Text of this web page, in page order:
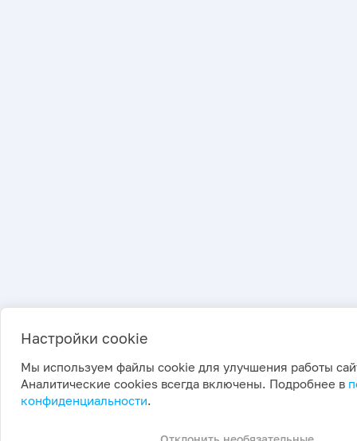
Настройки cookie
Мы используем файлы cookie для улучшения работы
Аналитические cookies всегда включены. Подробнее в
конфиденциальности.